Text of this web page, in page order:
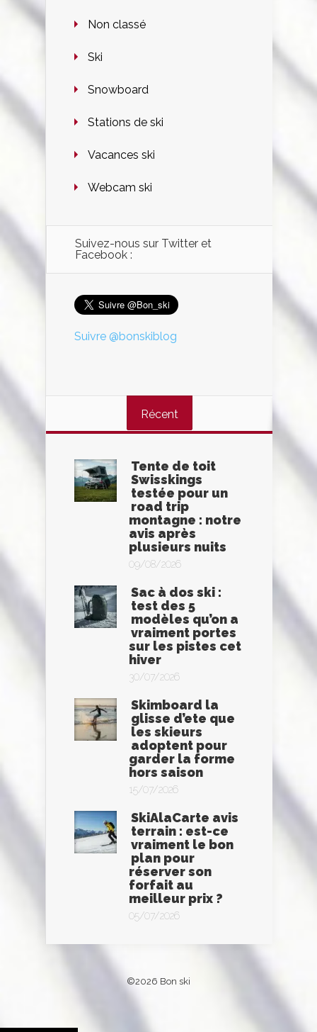
Non classé
Ski
Snowboard
Stations de ski
Vacances ski
Webcam ski
Suivez-nous sur Twitter et
Facebook :
Suivre @bonskiblog
Récent
Tente de toit
Swisskings
testée pour un
road trip
montagne : notre
avis après
plusieurs nuits
09/08/2026
Sac à dos ski :
test des 5
modèles qu’on a
vraiment portes
sur les pistes cet
hiver
30/07/2026
Skimboard la
glisse d’ete que
les skieurs
adoptent pour
garder la forme
hors saison
15/07/2026
SkiAlaCarte avis
terrain : est-ce
vraiment le bon
plan pour
réserver son
forfait au
meilleur prix ?
05/07/2026
©2026 Bon ski